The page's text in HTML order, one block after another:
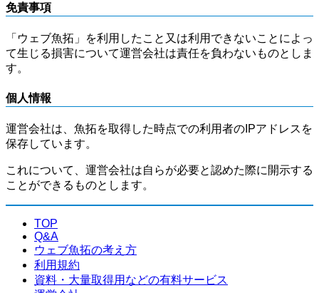
免責事項
「ウェブ魚拓」を利用したこと又は利用できないことによっ
て生じる損害について運営会社は責任を負わないものとしま
す。
個人情報
運営会社は、魚拓を取得した時点での利用者のIPアドレスを
保存しています。
これについて、運営会社は自らが必要と認めた際に開示する
ことができるものとします。
TOP
Q&A
ウェブ魚拓の考え方
利用規約
資料・大量取得用などの有料サービス